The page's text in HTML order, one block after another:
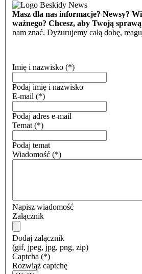
Masz dla nas informacje? Newsy?
ważnego? Chcesz, aby Twoją
nam znać. Dyżurujemy całą dobę,
Imię i nazwisko (*)
Podaj imię i nazwisko
E-mail (*)
Podaj adres e-mail
Temat (*)
Podaj temat
Wiadomość (*)
Napisz wiadomość
Załącznik
Dodaj załącznik
(gif, jpeg, jpg, png, zip)
Captcha (*)
Rozwiąż captchę